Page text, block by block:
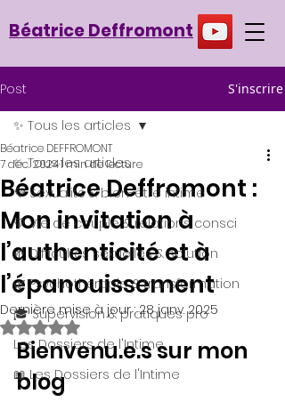
Béatrice Deffromont
Post S'inscrire
✨ Tous les articles
💜 Sexualité & bien-être intime
💛 Vie de couple & relations consci
🌱 Difficultés sexuelles & solution
🌿 Psychothérapie & transformation
🎓 Supervision & pratiques pro
Les Dossiers de l'Intime
📖 Les Dossiers de l'Intime
✨ Tous les articles
Béatrice Deffromont :
Mon invitation à
l’authenticité et à
l’épanouissement
Béatrice DEFFROMONT
7 déc. 20241 min de lecture
Dernière mise à jour :28 janv. 2025
Noté NaN étoiles sur 5.
Bienvenu.e.s sur mon
blog